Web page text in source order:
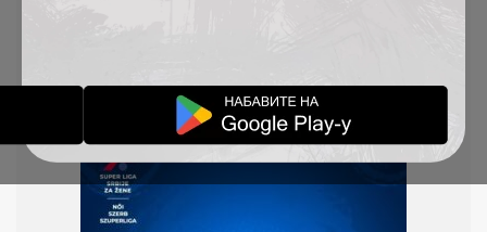
Staša Đokić i Ivana Trbojević.